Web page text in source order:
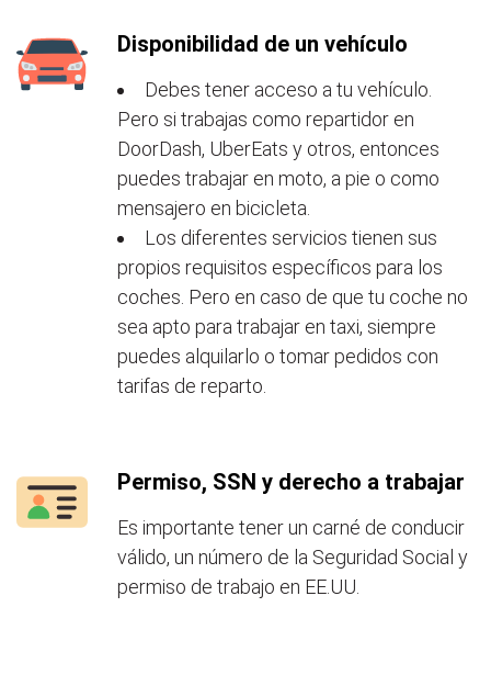
Disponibilidad de un vehículo
Debes tener acceso a tu vehículo.
Pero si trabajas como repartidor en
DoorDash, UberEats y otros, entonces
puedes trabajar en moto, a pie o como
mensajero en bicicleta.
Los diferentes servicios tienen sus
propios requisitos específicos para los
coches. Pero en caso de que tu coche no
sea apto para trabajar en taxi, siempre
puedes alquilarlo o tomar pedidos con
tarifas de reparto.
Permiso, SSN y derecho a trabajar
Es importante tener un carné de conducir
válido, un número de la Seguridad Social y
permiso de trabajo en EE.UU.